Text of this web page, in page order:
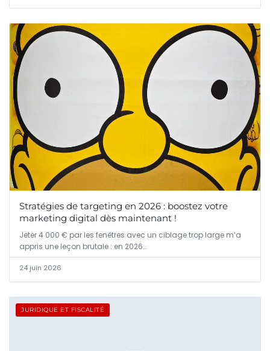
Stratégies de targeting en 2026 : boostez votre
marketing digital dès maintenant !
Jeter 4 000 € par les fenêtres avec un ciblage trop large m’a
appris une leçon brutale : en 2026…
24 juin 2026
JURIDIQUE ET FISCALITÉ